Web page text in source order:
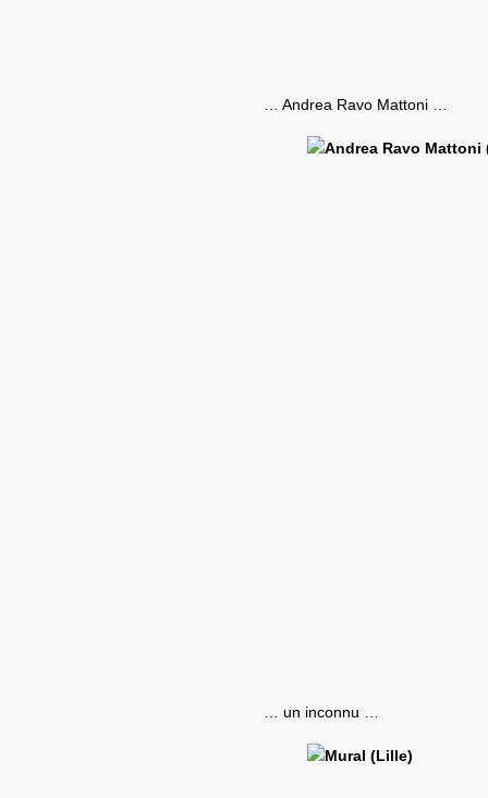
… Andrea Ravo Mattoni …
… un inconnu …